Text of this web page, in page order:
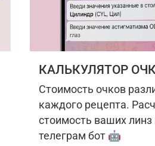
КАЛЬКУЛЯТОР
Стоимость очков
каждого рецепта.
стоимость ваших
телеграм бот 🤖